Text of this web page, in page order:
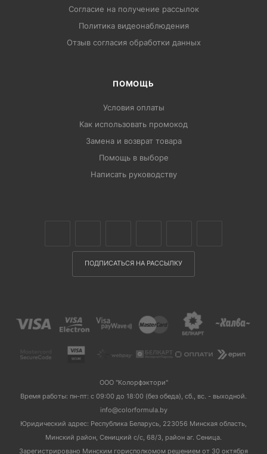
Согласие на получение рассылок
Политика видеонаблюдения
Отзыв согласия обработки данных
ПОМОЩЬ
Условия оплаты
Как использовать промокод
Замена и возврат товара
Помощь в выборе
Написать руководству
ПОДПИСАТЬСЯ НА РАССЫЛКУ
ООО "Колорфэктори"
Время работы: пн-пт: с 09:00 до 18:00 (без обеда), сб., вс. - выходной.
info@colorformula.by
Юридический адрес: Республика Беларусь, 223056 Минская область,
Минский район, Сеницкий с/с, 68/3, район аг. Сеница.
Зарегистрировано Минским горисполкомом решением от 30 октября